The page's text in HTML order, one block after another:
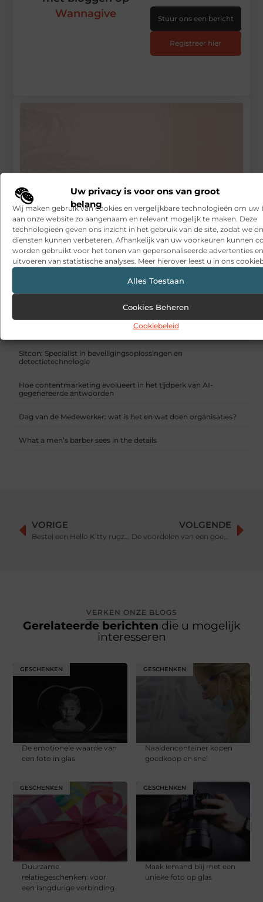
Uw privacy is voor ons van groot
belang
Wij maken gebruik van cookies en vergelijkbare technologieën om uw
aan onze website zo aangenaam en relevant mogelijk te maken. Deze
technologieën geven ons inzicht in het gebruik van de site, zodat we
diensten kunnen verbeteren. Afhankelijk van uw voorkeuren kunnen
worden gebruikt voor het tonen van gepersonaliseerde advertenties
uitvoeren van statistische analyses. Meer hierover leest u in ons
Alles Toestaan
Cookies Beheren
Cookiebeleid
Laat hier de meest verrassende promotiematerialen
bedrukken
RECENTE BERICHTEN
Snelle sfeerverbetering met accessoires die altijd passen
Een deur die open blijft zonder gedoe
Sitcon: Specialist in beveiligingsoplossingen en
detectietechnologie
Hoe contentmarketing evolueert in het tijdperk van AI-
gegenereerde antwoorden
Dag van de Medewerker: wat is het en wat doen organisaties?
What a men’s barber sees in the details
Wannagive
Stuur ons een bericht
Registreer hier
VORIGE
Bestel een Hello Kitty rugzak als verjaardagscadeau
VOLGENDE
De voordelen van een goede bureaustoel
VERKEN ONZE BLOGS
Gerelateerde berichten die u mogelijk
interesseren
GESCHENKEN
De emotionele waarde van
een foto in glas
GESCHENKEN
Naaldencontainer kopen
goedkoop en snel
GESCHENKEN
Duurzame
relatiegeschenken: voor
een langdurige verbinding
GESCHENKEN
Maak iemand blij met een
unieke foto op glas